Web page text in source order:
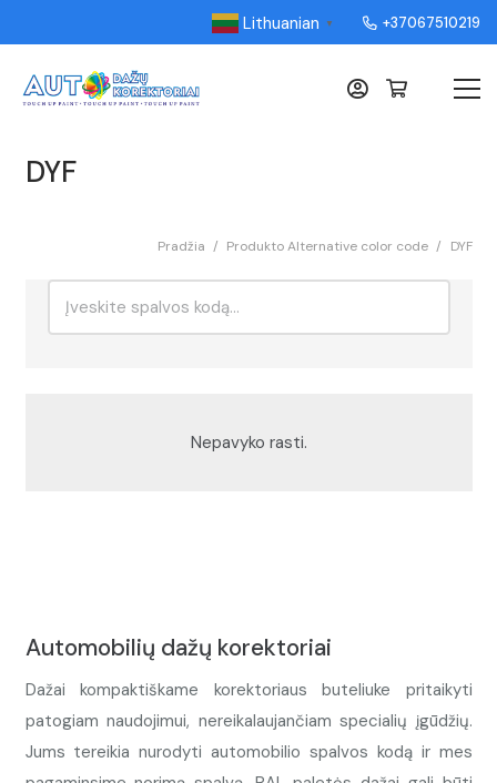
Lithuanian ▼ +37067510219
DYF
Pradžia / Produkto Alternative color code / DYF
Nepavyko rasti.
Automobilių dažų korektoriai
Dažai kompaktiškame korektoriaus buteliuke pritaikyti
patogiam naudojimui, nereikalaujančiam specialių įgūdžių.
Jums tereikia nurodyti automobilio spalvos kodą ir mes